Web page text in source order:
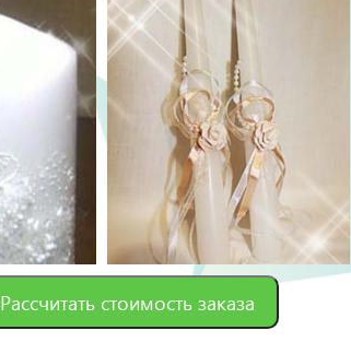
Рассчитать стоимость заказа